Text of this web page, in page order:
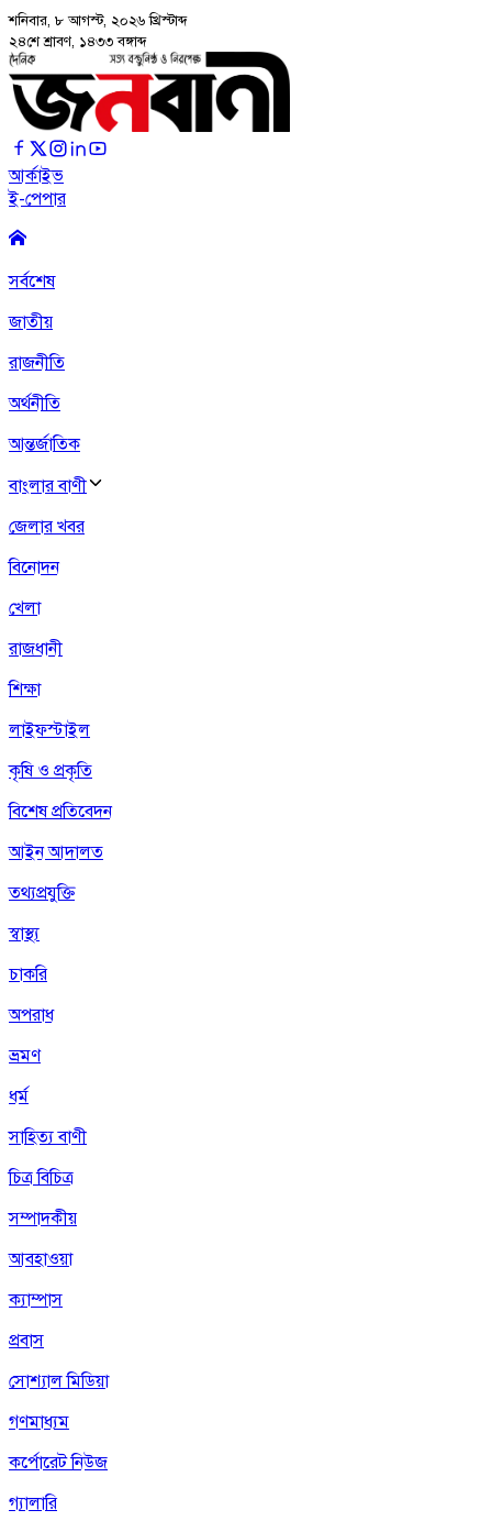
শনিবার, ৮ আগস্ট, ২০২৬ খ্রিস্টাব্দ
২৪শে শ্রাবণ, ১৪৩৩ বঙ্গাব্দ
আর্কাইভ
ই-পেপার
সর্বশেষ
জাতীয়
রাজনীতি
অর্থনীতি
আন্তর্জাতিক
বাংলার বাণী
জেলার খবর
বিনোদন
খেলা
রাজধানী
শিক্ষা
লাইফস্টাইল
কৃষি ও প্রকৃতি
বিশেষ প্রতিবেদন
আইন আদালত
তথ্যপ্রযুক্তি
স্বাস্থ্য
চাকরি
অপরাধ
ভ্রমণ
ধর্ম
সাহিত্য বাণী
চিত্র বিচিত্র
সম্পাদকীয়
আবহাওয়া
ক্যাম্পাস
প্রবাস
সোশ্যাল মিডিয়া
গণমাধ্যম
কর্পোরেট নিউজ
গ্যালারি